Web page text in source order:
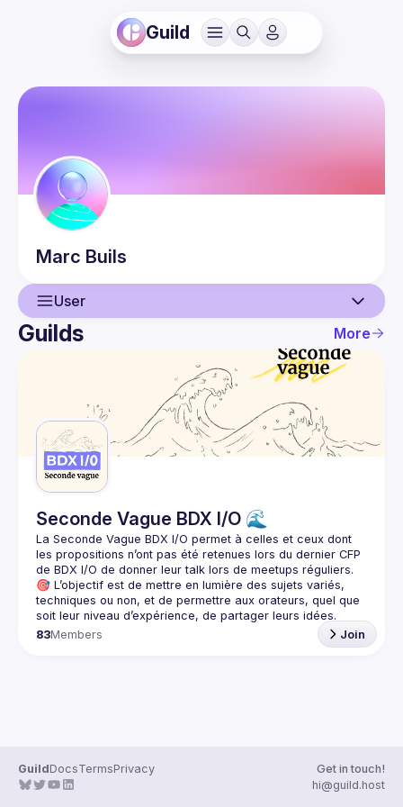
Guild
Marc Buils
User
User
Guilds More
Seconde Vague BDX I/O 🌊
La Seconde Vague BDX I/O permet à celles et ceux dont
les propositions n’ont pas été retenues lors du dernier CFP
de BDX I/O de donner leur talk lors de meetups réguliers.
🎯 L’objectif est de mettre en lumière des sujets variés,
techniques ou non, et de permettre aux orateurs, quel que
83Members Join
GuildDocsTermsPrivacy
Get in touch!
hi@guild.host